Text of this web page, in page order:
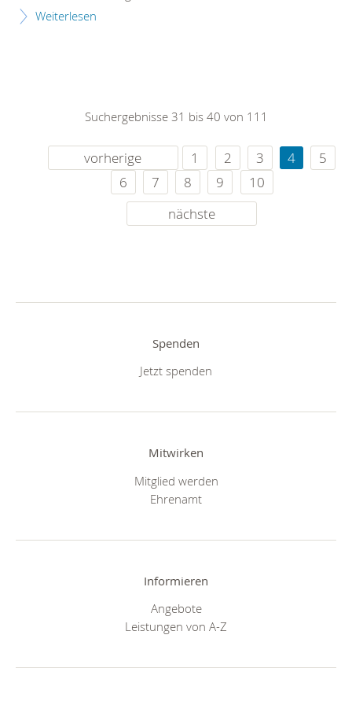
Weiterlesen
Suchergebnisse 31 bis 40 von 111
vorherige 1 2 3 4
5
6
7 8 9
10
nächste
Spenden
Jetzt spenden
Mitwirken
Mitglied werden
Ehrenamt
Informieren
Angebote
Leistungen von A-Z